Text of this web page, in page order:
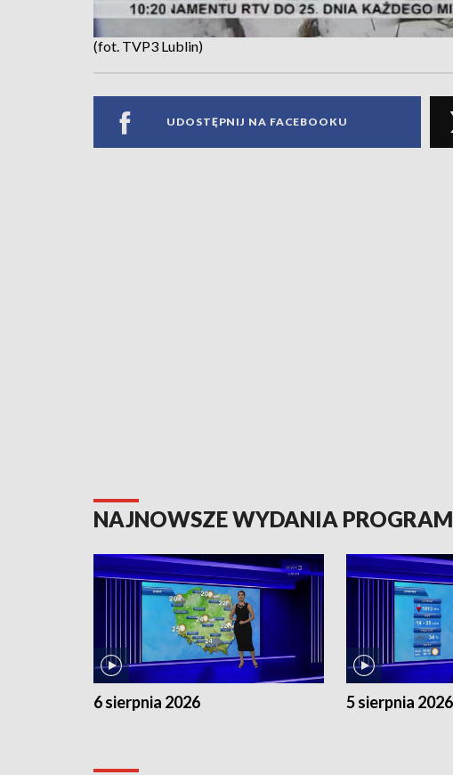
(fot. TVP3 Lublin)
UDOSTĘPNIJ NA FACEBOOKU
NAJNOWSZE WYDANIA
6 sierpnia 2026 5 sierpnia 2026